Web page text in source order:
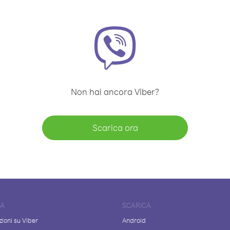
Non hai ancora Viber?
Scarica ora
su Viber
SCARICA
Android